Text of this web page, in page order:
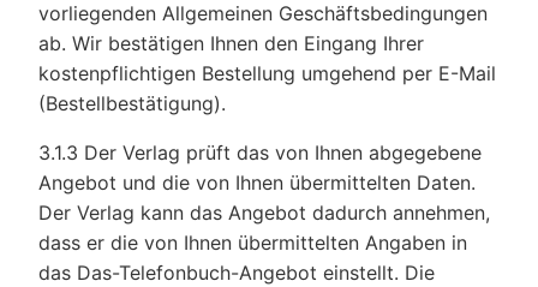
vorliegenden Allgemeinen Geschäftsbedingungen
ab. Wir bestätigen Ihnen den Eingang Ihrer
kostenpflichtigen Bestellung umgehend per E-Mail
(Bestellbestätigung).
3.1.3 Der Verlag prüft das von Ihnen abgegebene
Angebot und die von Ihnen übermittelten Daten.
Der Verlag kann das Angebot dadurch annehmen,
dass er die von Ihnen übermittelten Angaben in
das Das-Telefonbuch-Angebot einstellt. Die